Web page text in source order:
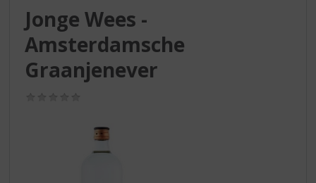
Jonge Wees -
Amsterdamsche
Graanjenever